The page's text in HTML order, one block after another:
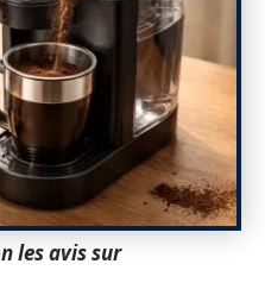
les avis sur